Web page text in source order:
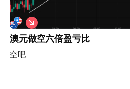
这个局部信号，是观察全局美元
续如何演化，将成为大级别行情
澳元做空六倍盈亏比
空吧
做
空